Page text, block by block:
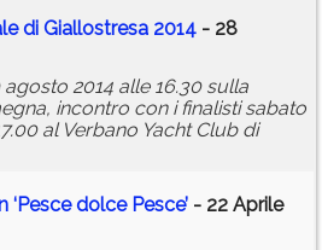
di Giallostresa 2014 - 28
2014 alle 16.30 sulla
incontro con i finalisti sabato
al Verbano Yacht Club di
dolce Pesce’ - 22 Aprile